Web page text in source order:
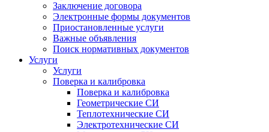
Заключение договора
Электронные формы документов
Приостановленные услуги
Важные объявления
Поиск нормативных документов
Услуги
Услуги
Поверка и калибровка
Поверка и калибровка
Геометрические СИ
Теплотехнические СИ
Электротехнические СИ